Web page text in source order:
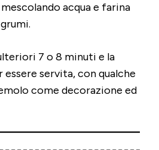
acqua e farina
7 o 8 minuti e la
servita, con qualche
come decorazione ed